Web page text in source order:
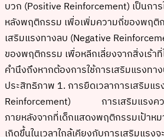
บวก (Positive Reinforcement) เป็นการ
หลังพฤติกรรม เพื่อเพิ่มความถี่ของพฤติ
เสริมแรงทางลบ (Negative
ของพฤติกรรม เพื่อหลีกเลี่ยงจากสิ่งเร้า
คำนึงถึงหากต้องการใช้การเสริมแรงทา
ประสิทธิภาพ 1. การยืดเวลาการเสริมแร
Reinforcement) การเสริมแรงควร
ภายหลังจากที่เด็กแสดงพฤติกรรมเป้าห